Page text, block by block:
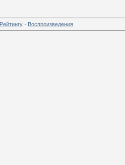
Рейтингу · Воспроизведения